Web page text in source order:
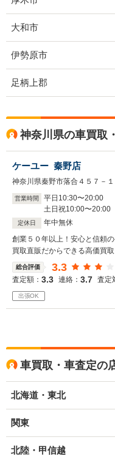
大和市
伊勢原市
足柄上郡
神奈川県の車買取
ケーユー 秦野店
神奈川県秦野市落合４５７－１
営業時間 平日 10:30〜20:00
土日祝10:00〜20:00
定休日
年中無休
創業５０年以上！安心と信頼
買取直販だからできる高価買取
総合評価 3.3
査定額： 3.3 連絡： 3.7 査定
出張OK
車買取・車査定の
北海道・東北
関東
北陸・甲信越